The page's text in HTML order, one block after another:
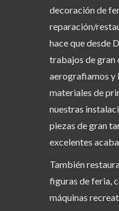
decoración de
reparación/
hace que desde
trabajos de gran
aerografiamos y
materiales de
nuestras
piezas de gran
excelentes
También
figuras de feria,
máquinas